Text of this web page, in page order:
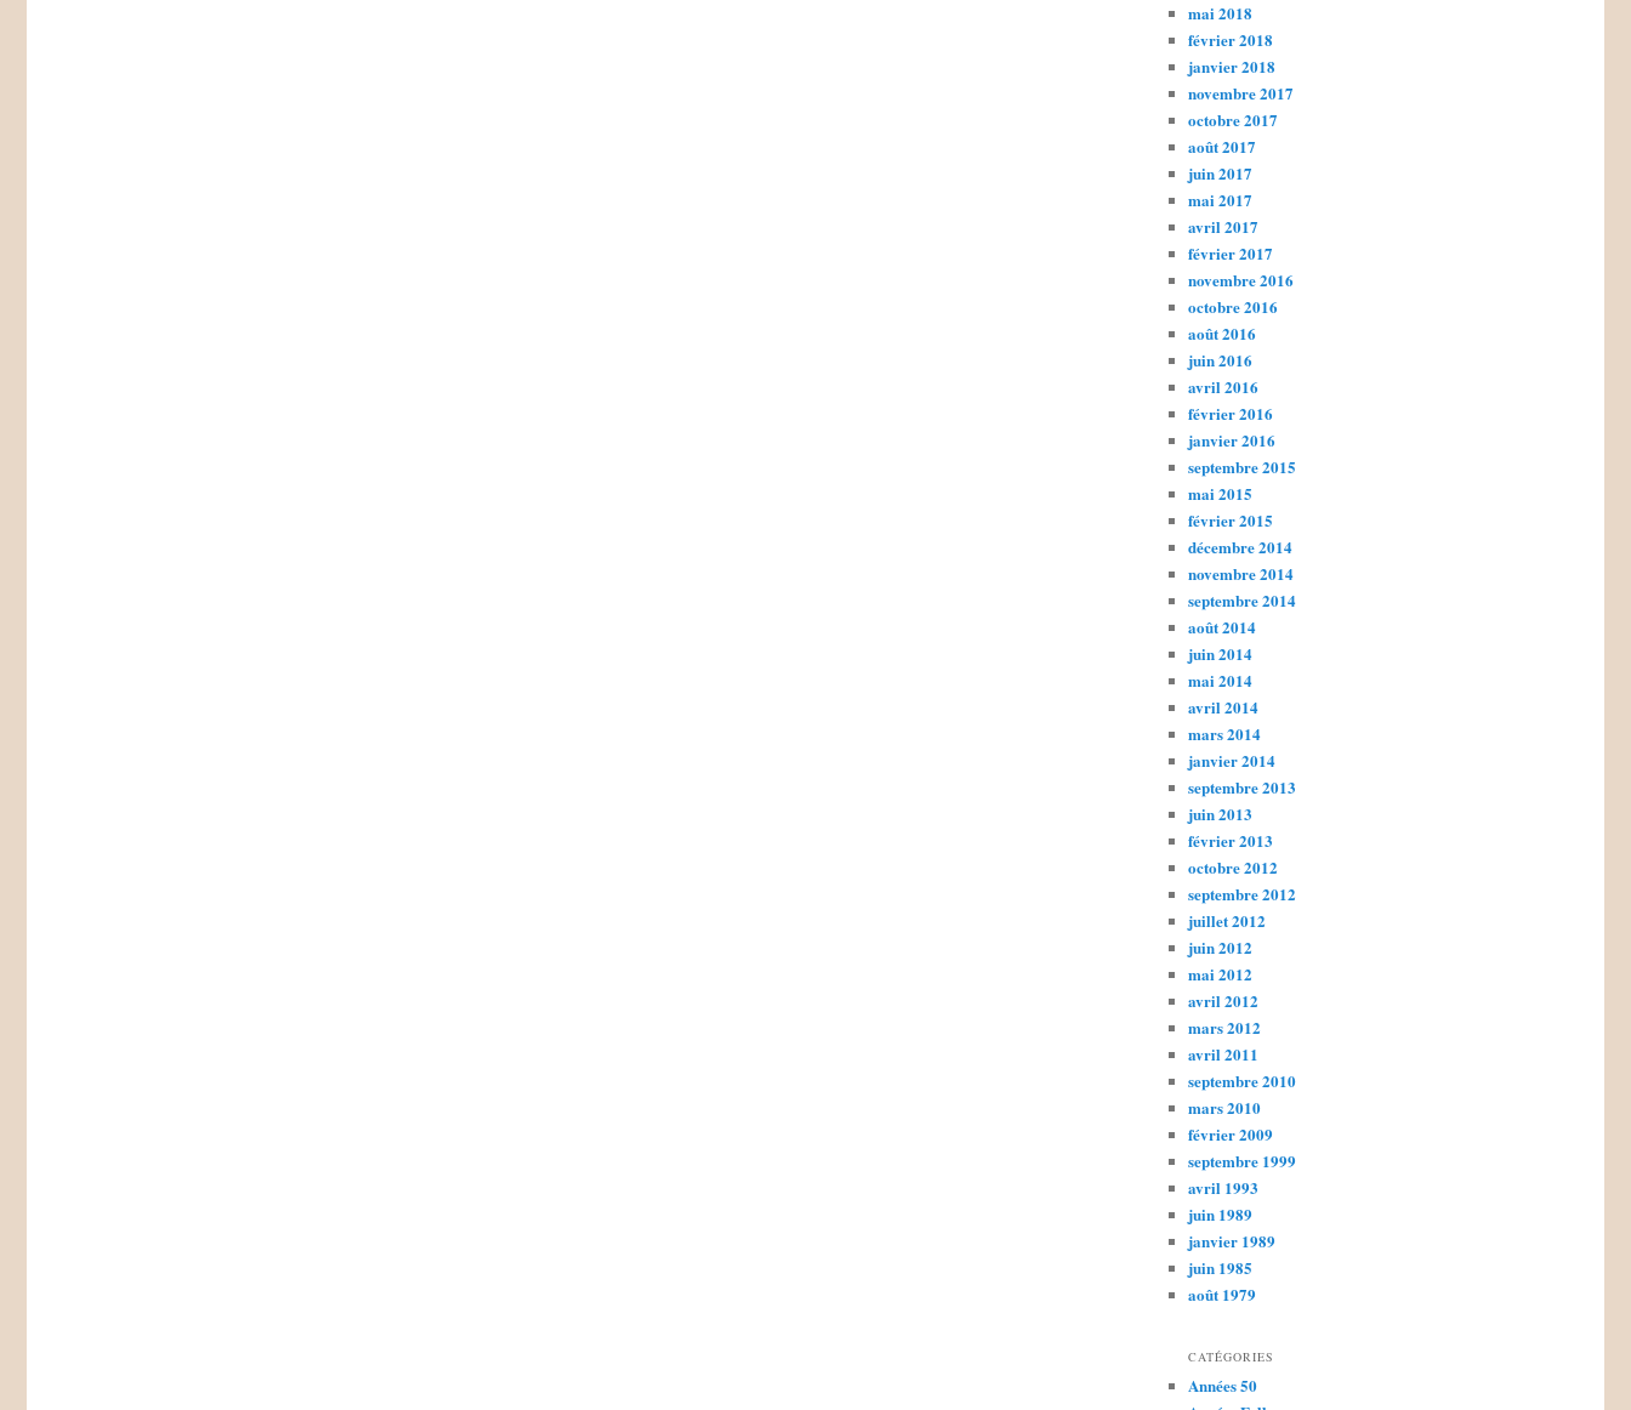
mai 2018
février 2018
janvier 2018
novembre 2017
octobre 2017
août 2017
juin 2017
mai 2017
avril 2017
février 2017
novembre 2016
octobre 2016
août 2016
juin 2016
avril 2016
février 2016
janvier 2016
septembre 2015
mai 2015
février 2015
décembre 2014
novembre 2014
septembre 2014
août 2014
juin 2014
mai 2014
avril 2014
mars 2014
janvier 2014
septembre 2013
juin 2013
février 2013
octobre 2012
septembre 2012
juillet 2012
juin 2012
mai 2012
avril 2012
mars 2012
avril 2011
septembre 2010
mars 2010
février 2009
septembre 1999
avril 1993
juin 1989
janvier 1989
juin 1985
août 1979
CATÉGORIES
Années 50